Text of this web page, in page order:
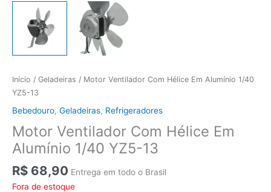
Início / Geladeiras / Motor Ventilador Com Hélice Em Alumínio 1/40
YZ5-13
Bebedouro, Geladeiras, Refrigeradores
Motor Ventilador Com Hélice Em
Alumínio 1/40 YZ5-13
R$ 68,90 Entrega em todo o Brasil
Fora de estoque